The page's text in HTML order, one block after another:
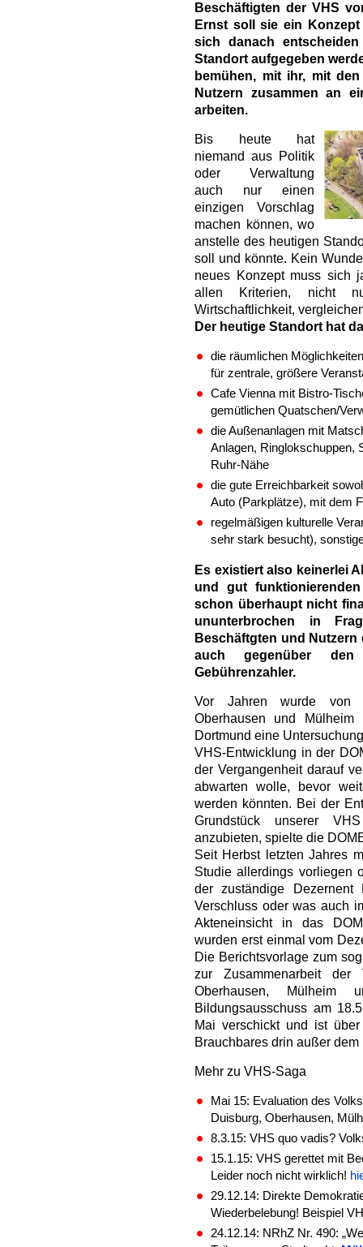
Beschäftigten der VHS
Ernst soll sie ein
sich danach
Standort aufgegeben
bemühen, mit ihr, mit
Nutzern zusammen an
arbeiten.
Bis heute hat
niemand aus Politik
oder Verwaltung
auch nur einen
einzigen Vorschlag
machen können, wo
anstelle des heutigen
soll und könnte. Kein
neues Konzept muss sich
allen Kriterien, nicht
Wirtschaftlichkeit,
Der heutige Standort hat
die räumlichen
für zentrale, größere
Cafe Vienna mit Bistro-
gemütlichen Quatschen/
die Außenanlagen mit
Anlagen, Ringlokschuppen,
Ruhr-Nähe
die gute Erreichbarkeit
Auto (Parkplätze), mit dem
regelmäßigen kulturelle
sehr stark besucht),
Es existiert also keinerlei
und gut
schon überhaupt nicht
ununterbrochen in
Beschäftgten und
auch gegenüber
Gebührenzahler.
Vor Jahren wurde von
Oberhausen und
Dortmund eine
VHS-Entwicklung in der
der Vergangenheit darauf
abwarten wolle, bevor
werden könnten. Bei der
Grundstück unserer
anzubieten, spielte die
Seit Herbst letzten Jahres
Studie allerdings vorliegen
der zuständige
Verschluss oder was auch
Akteneinsicht in das
wurden erst einmal vom
Die Berichtsvorlage zum
zur Zusammenarbeit der
Oberhausen,
Bildungsausschuss am
Mai verschickt und ist
Brauchbares drin außer
Mehr zu VHS-Saga
Mai 15: Evaluation des
Duisburg, Oberhausen,
8.3.15: VHS quo vadis?
15.1.15: VHS gerettet mit
Leider noch nicht wirklich!
29.12.14: Direkte
Wiederbelebung! Beispiel
24.12.14: NRhZ Nr. 490: